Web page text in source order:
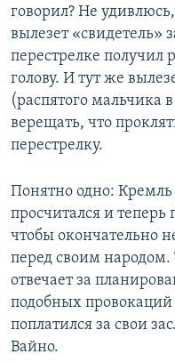
говорил? Не
вылезет «свидетель»
перестрелке получил
голову. И тут же
(распятого мальчика
верещать, что
перестрелку.
Понятно одно:
просчитался и теперь
чтобы окончательно
перед своим народом.
отвечает за
подобных
поплатился за свои
Вайно.